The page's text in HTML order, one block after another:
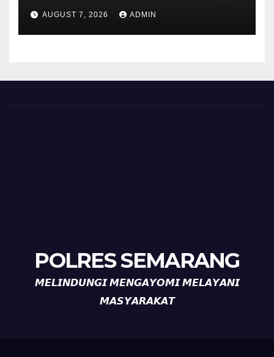
Polisi Pastikan Tidak Ada
Tanda Kekerasan
AUGUST 7, 2026 ADMIN
POLRES SEMARANG
𝙈𝙀𝙇𝙄𝙉𝘿𝙐𝙉𝙂𝙄 𝙈𝙀𝙉𝙂𝘼𝙔𝙊𝙈𝙄 𝙈𝙀𝙇𝘼𝙔𝘼𝙉𝙄
𝙈𝘼𝙎𝙔𝘼𝙍𝘼𝙆𝘼𝙏